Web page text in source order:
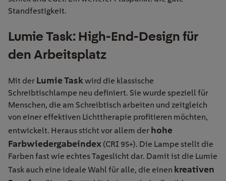
Standfestigkeit.
Lumie Task: High-End-Design für
den Arbeitsplatz
Mit der Lumie Taskwird die klassische
Schreibtischlampe neu definiert. Sie wurde speziell für
Menschen, die am Schreibtisch arbeiten und zeitgleich
von einer effektiven Lichttherapie profitieren möchten,
entwickelt. Heraus sticht vor allem der hohe
Farbwiedergabeindex (CRI 95+). Die Lampe stellt die
Farben fast wie echtes Tageslicht dar. Damit ist die Lumie
Task auch eine ideale Wahl für alle, die einen kreativen